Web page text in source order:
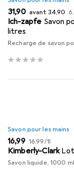
EUR
31,90 avant EUR
34,90
Ich-zapfe Savon
litres
Recharge de savon
Savon pour les mains
EUR
16,99 EUR
16,99/1l
Kimberly-Clark
Savon liquide, 1000 ml